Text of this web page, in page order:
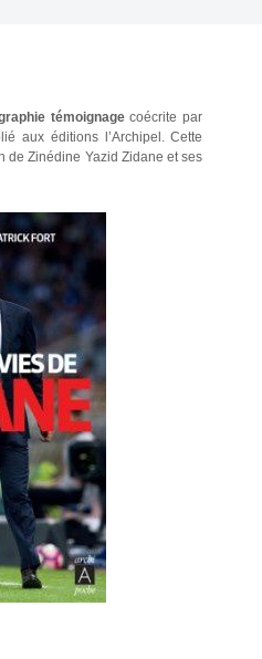
témoignagecoécrite par
aux éditions l’Archipel. Cette
deZinédine Yazid Zidane et ses